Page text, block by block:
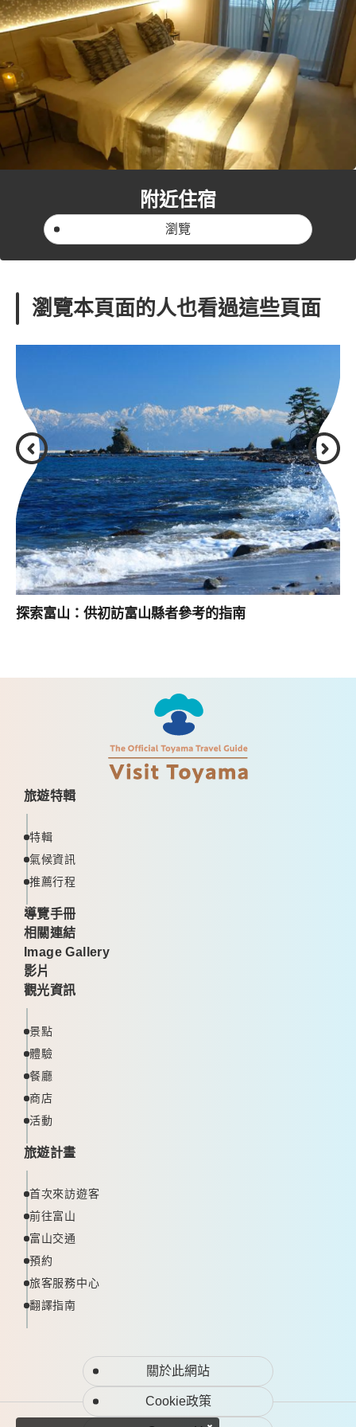
附近住宿
瀏覽
瀏覽本頁面的人也看過這些頁面
探索富山：供初訪富山縣者參考的指南
旅遊特輯
特輯
氣候資訊
推薦行程
導覽手冊
相關連結
Image Gallery
影片
觀光資訊
景點
體驗
餐廳
商店
活動
旅遊計畫
首次來訪遊客
前往富山
富山交通
預約
旅客服務中心
翻譯指南
關於此網站
Cookie政策